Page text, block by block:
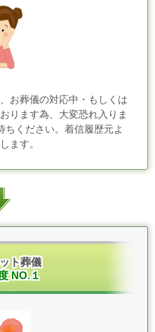
お葬儀の対応中・もしくは
ります為、大変恐れ入りま
ちください。着信履歴元よ
ます。
ト葬儀
NO.１